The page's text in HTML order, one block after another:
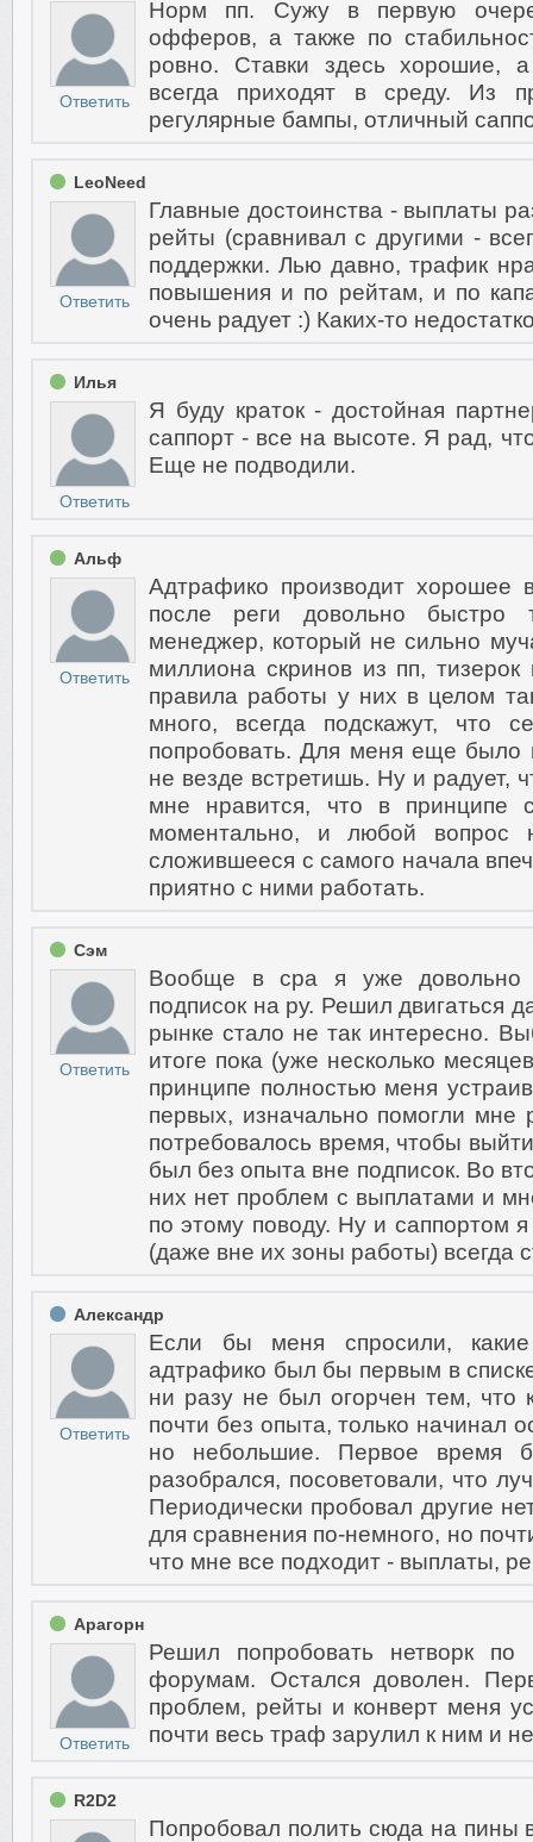
Ответить
Норм пп. Сужу в первую
офферов, а также по
ровно. Ставки здесь хорошие,
всегда приходят в среду. Из
регулярные бампы, отличный
LeoNeed
Ответить
Главные достоинства - выплаты
рейты (сравнивал с другими -
поддержки. Лью давно, трафик
повышения и по рейтам, и по
очень радует :) Каких-то
Илья
Ответить
Я буду краток - достойная
саппорт - все на высоте. Я рад,
Еще не подводили.
Альф
Ответить
Адтрафико производит хорошее
после реги довольно быстро
менеджер, который не сильно
миллиона скринов из пп,
правила работы у них в целом
много, всегда подскажут, что
попробовать. Для меня еще
не везде встретишь. Ну и радует,
мне нравится, что в принципе
моментально, и любой вопрос
сложившееся с самого начала
приятно с ними работать.
Сэм
Ответить
Вообще в cpa я уже довольно
подписок на ру. Решил двигаться
рынке стало не так интересно.
итоге пока (уже несколько
принципе полностью меня
первых, изначально помогли мне
потребовалось время, чтобы
был без опыта вне подписок. Во
них нет проблем с выплатами и
по этому поводу. Ну и саппортом
(даже вне их зоны работы) всегда
Александр
Ответить
Если бы меня спросили,
адтрафико был бы первым в
ни разу не был огорчен тем, что
почти без опыта, только начинал
но небольшие. Первое время
разобрался, посоветовали, что
Периодически пробовал другие
для сравнения по-немного, но
что мне все подходит - выплаты,
Арагорн
Ответить
Решил попробовать нетворк
форумам. Остался доволен.
проблем, рейты и конверт меня
почти весь траф зарулил к ним и
R2D2
Попробовал полить сюда на пины